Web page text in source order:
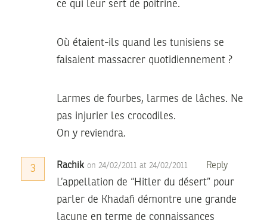
ce qui leur sert de poitrine.
Où étaient-ils quand les tunisiens se
faisaient massacrer quotidiennement ?
Larmes de fourbes, larmes de lâches. Ne
pas injurier les crocodiles.
On y reviendra.
3 Rachik on 24/02/2011 at 24/02/2011 Reply
L’appellation de “Hitler du désert” pour
parler de Khadafi démontre une grande
lacune en terme de connaissances